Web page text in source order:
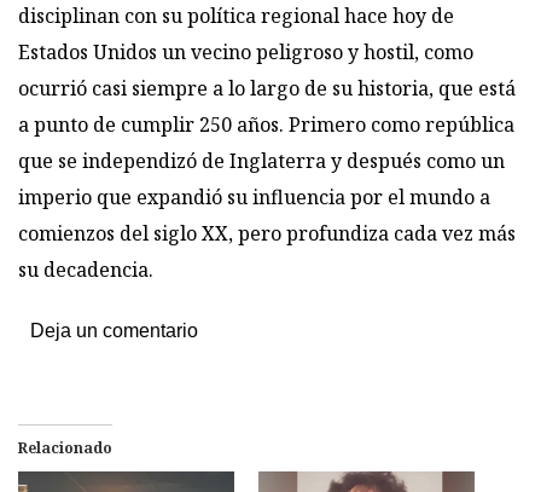
disciplinan con su política regional hace hoy de
Estados Unidos un vecino peligroso y hostil, como
ocurrió casi siempre a lo largo de su historia, que está
a punto de cumplir 250 años. Primero como república
que se independizó de Inglaterra y después como un
imperio que expandió su influencia por el mundo a
comienzos del siglo XX, pero profundiza cada vez más
su decadencia.
Deja un comentario
Relacionado